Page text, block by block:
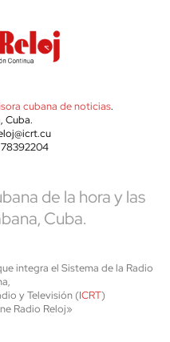
cubana de noticias.
Cuba.
de la hora y las
Cuba.
integra el Sistema de la Radio
y Televisión (ICRT)
Radio Reloj»